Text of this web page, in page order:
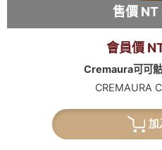
售價
會員價
Cremaura可可
CREMAURA
加